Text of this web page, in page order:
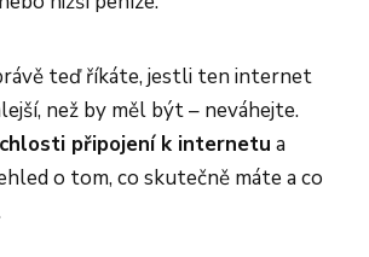
teď říkáte, jestli ten internet
než by měl být – neváhejte.
připojení k internetu a
o tom, co skutečně máte a co